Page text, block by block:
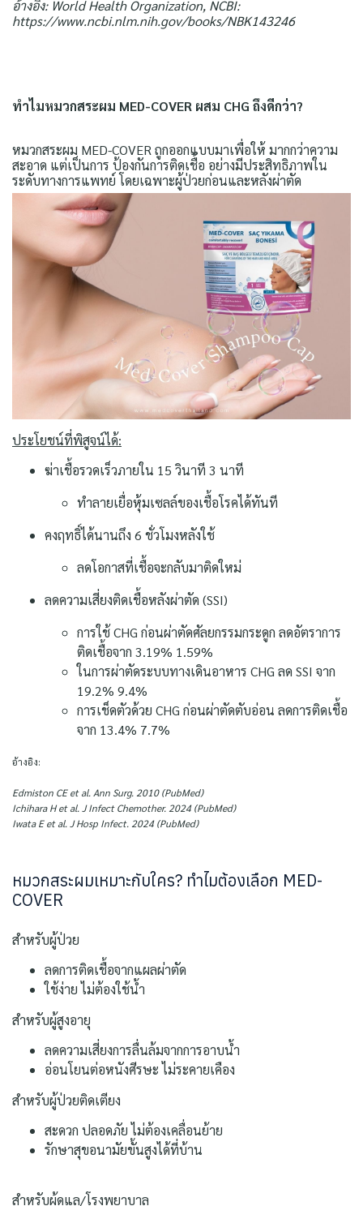
อ้างอิง: World Health Organization, NCBI:
https://www.ncbi.nlm.nih.gov/books/NBK143246
ทำไมหมวกสระผม MED-COVER ผสม CHG ถึงดีกว่า?
หมวกสระผม MED-COVER ถูกออกแบบมาเพื่อให้ มากกว่าความ
สะอาด แต่เป็นการ ป้องกันการติดเชื้อ อย่างมีประสิทธิภาพใน
ระดับทางการแพทย์ โดยเฉพาะผู้ป่วยก่อนและหลังผ่าตัด
ประโยชน์ที่พิสูจน์ได้:
ฆ่าเชื้อรวดเร็วภายใน 15 วินาที 3 นาที
ทำลายเยื่อหุ้มเซลล์ของเชื้อโรคได้ทันที
คงฤทธิ์ได้นานถึง 6 ชั่วโมงหลังใช้
ลดโอกาสที่เชื้อจะกลับมาติดใหม่
ลดความเสี่ยงติดเชื้อหลังผ่าตัด (SSI)
การใช้ CHG ก่อนผ่าตัดศัลยกรรมกระดูก ลดอัตราการ
ติดเชื้อจาก 3.19% 1.59%
ในการผ่าตัดระบบทางเดินอาหาร CHG ลด SSI จาก
19.2% 9.4%
การเช็ดตัวด้วย CHG ก่อนผ่าตัดตับอ่อน ลดการติดเชื้อ
จาก 13.4% 7.7%
อ้างอิง:
Edmiston CE et al. Ann Surg. 2010 (PubMed)
Ichihara H et al. J Infect Chemother. 2024 (PubMed)
Iwata E et al. J Hosp Infect. 2024 (PubMed)
หมวกสระผมเหมาะกับใคร? ทำไมต้องเลือก MED-
COVER
สำหรับผู้ป่วย
ลดการติดเชื้อจากแผลผ่าตัด
ใช้ง่าย ไม่ต้องใช้น้ำ
สำหรับผู้สูงอายุ
ลดความเสี่ยงการลื่นล้มจากการอาบน้ำ
อ่อนโยนต่อหนังศีรษะ ไม่ระคายเคือง
สำหรับผู้ป่วยติดเตียง
สะดวก ปลอดภัย ไม่ต้องเคลื่อนย้าย
รักษาสุขอนามัยขั้นสูงได้ที่บ้าน
สำหรับผู้ดูแล/โรงพยาบาล